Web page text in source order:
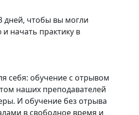
дней, чтобы вы могли
начать практику в
себя: обучение с отрывом
наших преподавателей
И обучение без отрыва
в свободное время и